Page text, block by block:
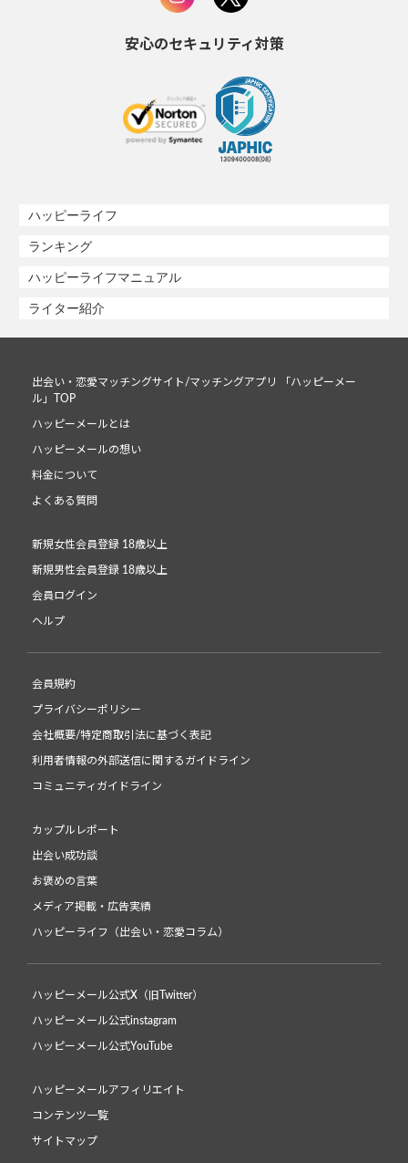
安心のセキュリティ対策
ハッピーライフ
ランキング
ハッピーライフマニュアル
ライター紹介
出会い・恋愛マッチングサイト/マッチングアプリ 「ハッピーメー
ル」TOP
ハッピーメールとは
ハッピーメールの想い
料金について
よくある質問
新規女性会員登録 18歳以上
新規男性会員登録 18歳以上
会員ログイン
ヘルプ
会員規約
プライバシーポリシー
会社概要/特定商取引法に基づく表記
利用者情報の外部送信に関するガイドライン
コミュニティガイドライン
カップルレポート
出会い成功談
お褒めの言葉
メディア掲載・広告実績
ハッピーライフ（出会い・恋愛コラム）
ハッピーメール公式X（旧Twitter）
ハッピーメール公式instagram
ハッピーメール公式YouTube
ハッピーメールアフィリエイト
コンテンツ一覧
サイトマップ